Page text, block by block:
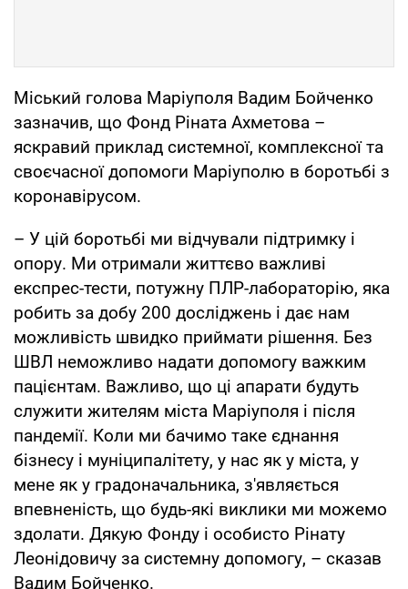
Міський голова Маріуполя Вадим Бойченко
зазначив, що Фонд Ріната Ахметова –
яскравий приклад системної, комплексної та
своєчасної допомоги Маріуполю в боротьбі з
коронавірусом.
– У цій боротьбі ми відчували підтримку і
опору. Ми отримали життєво важливі
експрес-тести, потужну ПЛР-лабораторію, яка
робить за добу 200 досліджень і дає нам
можливість швидко приймати рішення. Без
ШВЛ неможливо надати допомогу важким
пацієнтам. Важливо, що ці апарати будуть
служити жителям міста Маріуполя і після
пандемії. Коли ми бачимо таке єднання
бізнесу і муніципалітету, у нас як у міста, у
мене як у градоначальника, з'являється
впевненість, що будь-які виклики ми можемо
здолати. Дякую Фонду і особисто Рінату
Леонідовичу за системну допомогу, – сказав
Вадим Бойченко.